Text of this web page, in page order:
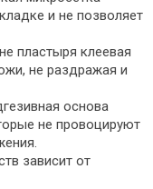
и не позволяет
пластыря клеевая
не раздражая и
основа
не провоцируют
зависит от